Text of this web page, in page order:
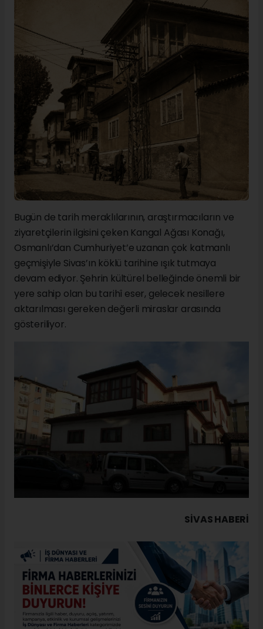
Bugün de tarih meraklılarının, araştırmacıların ve
ziyaretçilerin ilgisini çeken Kangal Ağası Konağı,
Osmanlı’dan Cumhuriyet’e uzanan çok katmanlı
geçmişiyle Sivas’ın köklü tarihine ışık tutmaya
devam ediyor. Şehrin kültürel belleğinde önemli bir
yere sahip olan bu tarihî eser, gelecek nesillere
aktarılması gereken değerli miraslar arasında
gösteriliyor.
SIVAS HABERİ